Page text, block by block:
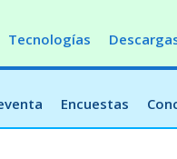
Tecnologías
Encuestas